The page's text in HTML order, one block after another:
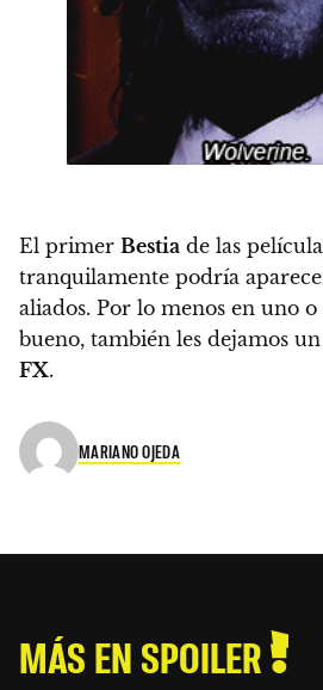
El primer Bestia de las
tranquilamente podría
aliados. Por lo menos en uno o
bueno, también les dejamos
FX.
MARIANO OJEDA
MÁS EN SPOILER